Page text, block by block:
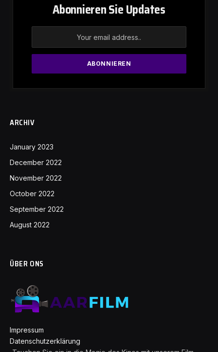
Abonnieren Sie Updates
ARCHIV
January 2023
December 2022
November 2022
October 2022
September 2022
August 2022
ÜBER ONS
Impressum
Datenschutzerklärung